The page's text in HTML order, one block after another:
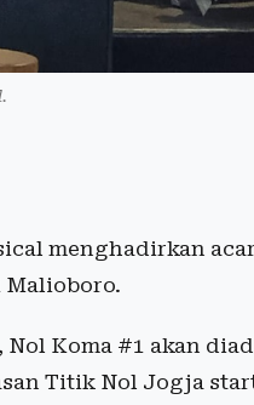
menghadirkan
Koma #1 akan
Titik Nol Jogja